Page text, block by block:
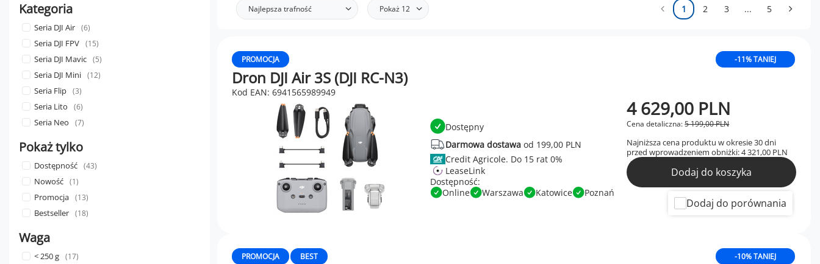
Kategoria
Seria DJI Air 6
Seria DJI FPV 15
Seria DJI Mavic 5
Seria DJI Mini 12
Seria Flip 3
Seria Lito 6
Seria Neo 7
Pokaż tylko
Dostępność 43
Nowość 1
Promocja 13
Bestseller 18
Waga
< 250 g 17
Najlepsza trafność Pokaż 12 1 2 3 ... 5
PROMOCJA -11% TANIEJ
Dron DJI Air 3S (DJI RC-N3)
Kod EAN: 6941565989949
Dostępny
Darmowa dostawaod 199,00 PLN
Credit Agricole.
LeaseLink
Dostępność:
Online
Warszawa Katowice Poznań
Cena detaliczna:5 199,00 PLN
4 629,00 PLN
Najniższa cena produktu w okresie 30 dni
przed wprowadzeniem obniżki:4 321,00 PLN
Dodaj do koszyka
Dodaj do porównania
PROMOCJA BEST -10% TANIEJ